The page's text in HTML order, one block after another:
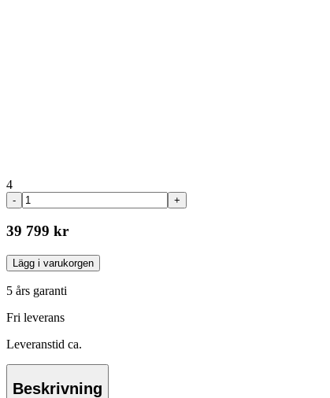
4
- +
39 799 kr
Lägg i varukorgen
5 års garanti
Fri leverans
Leveranstid ca.
Beskrivning